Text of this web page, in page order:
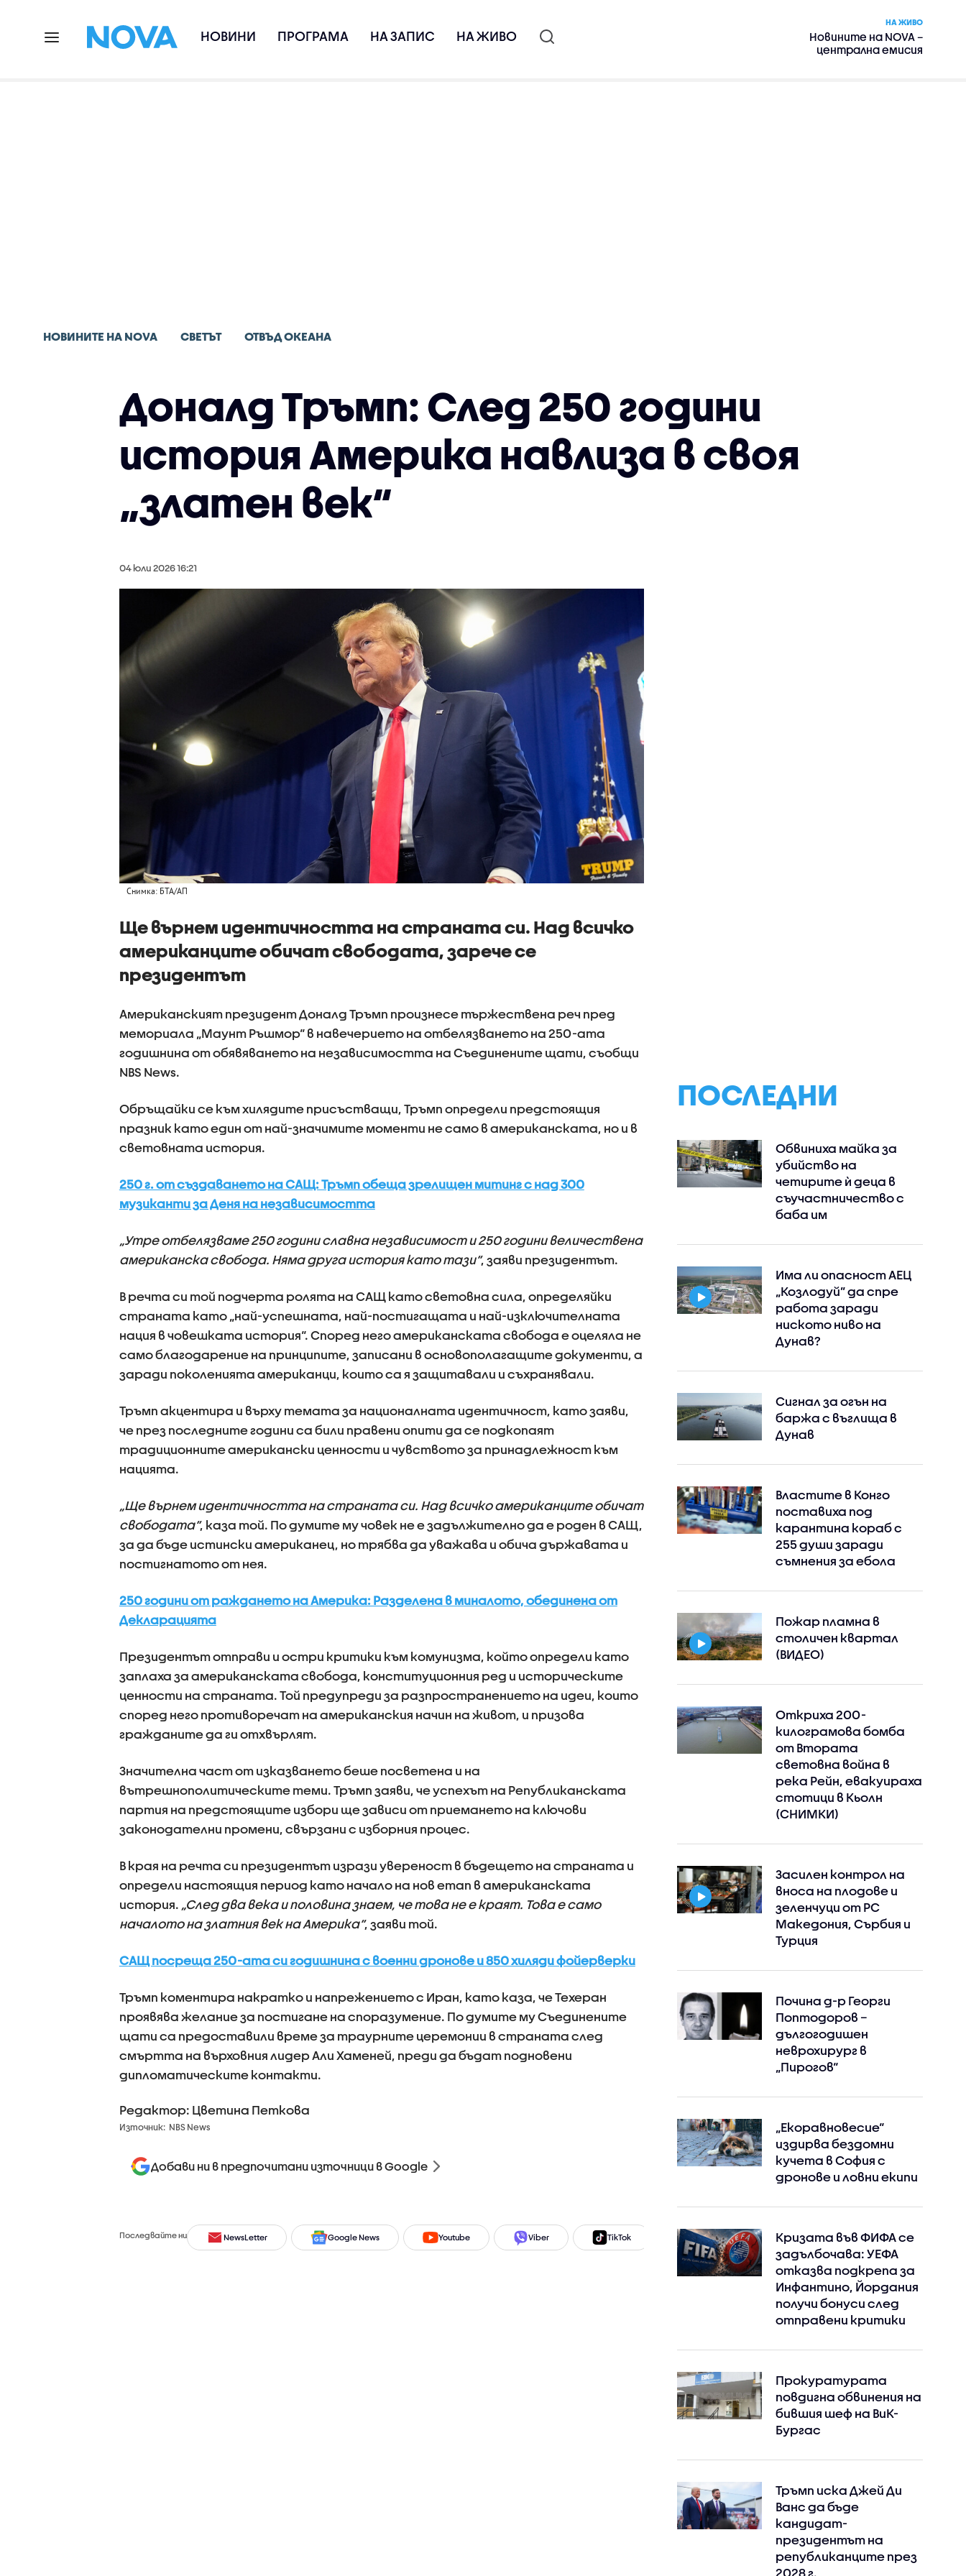
НОВИНИ ПРОГРАМА НА ЗАПИС НА ЖИВО
НА ЖИВО
Новините на NOVA –
централна емисия
НОВИНИТЕ НА NOVA СВЕТЪТ ОТВЪД ОКЕАНА
Доналд Тръмп: След 250 години
история Америка навлиза в своя
„златен век“
04 юли 2026 16:21
Снимка: БТА/АП
Ще върнем идентичността на страната си. Над всичко
американците обичат свободата, зарече се
президентът
Американският президент Доналд Тръмп произнесе тържествена реч пред
мемориала „Маунт Ръшмор“ в навечерието на отбелязването на 250-ата
годишнина от обявяването на независимостта на Съединените щати, съобщи
NBS News.
Обръщайки се към хилядите присъстващи, Тръмп определи предстоящия
празник като един от най-значимите моменти не само в американската, но и в
световната история.
250 г. от създаването на САЩ: Тръмп обеща зрелищен митинг с над 300
музиканти за Деня на независимостта
„Утре отбелязваме 250 години славна независимост и 250 години величествена
американска свобода. Няма друга история като тази“, заяви президентът.
В речта си той подчерта ролята на САЩ като световна сила, определяйки
страната като „най-успешната, най-постигащата и най-изключителната
нация в човешката история“. Според него американската свобода е оцеляла не
само благодарение на принципите, записани в основополагащите документи, а
заради поколенията американци, които са я защитавали и съхранявали.
Тръмп акцентира и върху темата за националната идентичност, като заяви,
че през последните години са били правени опити да се подкопаят
традиционните американски ценности и чувството за принадлежност към
нацията.
„Ще върнем идентичността на страната си. Над всичко американците обичат
свободата“, каза той. По думите му човек не е задължително да е роден в САЩ,
за да бъде истински американец, но трябва да уважава и обича държавата и
постигнатото от нея.
250 години от раждането на Америка: Разделена в миналото, обединена от
Декларацията
Президентът отправи и остри критики към комунизма, който определи като
заплаха за американската свобода, конституционния ред и историческите
ценности на страната. Той предупреди за разпространението на идеи, които
според него противоречат на американския начин на живот, и призова
гражданите да ги отхвърлят.
Значителна част от изказването беше посветена и на
вътрешнополитическите теми. Тръмп заяви, че успехът на Републиканската
партия на предстоящите избори ще зависи от приемането на ключови
законодателни промени, свързани с изборния процес.
В края на речта си президентът изрази увереност в бъдещето на страната и
определи настоящия период като начало на нов етап в американската
история. „След два века и половина знаем, че това не е краят. Това е само
началото на златния век на Америка“, заяви той.
САЩ посреща 250-ата си годишнина с военни дронове и 850 хиляди фойерверки
Тръмп коментира накратко и напрежението с Иран, като каза, че Техеран
проявява желание за постигане на споразумение. По думите му Съединените
щати са предоставили време за траурните церемонии в страната след
смъртта на върховния лидер Али Хаменей, преди да бъдат подновени
дипломатическите контакти.
Редактор: Цветина Петкова
Източник: NBS News
Добави ни в предпочитани източници в Google
Последвайте ни NewsLetter Google News Youtube Viber TikTok Instagram Facebook
ПОСЛЕДНИ
Обвиниха майка за
убийство на
четирите ѝ деца в
съучастничество с
баба им
Има ли опасност АЕЦ
„Козлодуй” да спре
работа заради
ниското ниво на
Дунав?
Сигнал за огън на
баржа с въглища в
Дунав
Властите в Конго
поставиха под
карантина кораб с
255 души заради
съмнения за ебола
Пожар пламна в
столичен квартал
(ВИДЕО)
Откриха 200-
килограмова бомба
от Втората
световна война в
река Рейн, евакуираха
стотици в Кьолн
(СНИМКИ)
Засилен контрол на
вноса на плодове и
зеленчуци от РС
Македония, Сърбия и
Турция
Почина д-р Георги
Поптодоров –
дългогодишен
неврохирург в
„Пирогов“
„Екоравновесие“
издирва бездомни
кучета в София с
дронове и ловни екипи
Кризата във ФИФА се
задълбочава: УЕФА
отказва подкрепа за
Инфантино, Йордания
получи бонуси след
отправени критики
Прокуратурата
повдигна обвинения на
бившия шеф на ВиК-
Бургас
Тръмп иска Джей Ди
Ванс да бъде
кандидат-
президентът на
републиканците през
2028 г.